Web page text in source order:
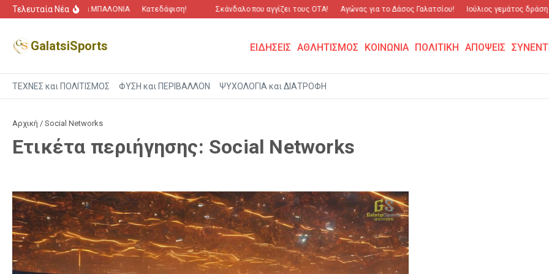
Μετάβαση στο περιεχόμενο
Τελευταία Νέα
“Πόλεμος” για τα ΜΠΑΛΟΝΙΑ Κατεδάφιση! Σκάνδαλο που αγγίζει τους ΟΤΑ! Αγώνας για το Δάσος Γαλατσίου! Ιούλιος γεμάτος δράση
GalatsiSports ΕΙΔΗΣΕΙΣ ΑΘΛΗΤΙΣΜΟΣ ΚΟΙΝΩΝΙΑ ΠΟΛΙΤΙΚΗ ΑΠΟΨΕΙΣ
ΤΕΧΝΕΣ και ΠΟΛΙΤΙΣΜΟΣ ΦΥΣΗ και ΠΕΡΙΒΑΛΛΟΝ ΨΥΧΟΛΟΓΙΑ και ΔΙΑΤΡΟΦΗ
Αρχική / Social Networks
Ετικέτα περιήγησης: Social Networks